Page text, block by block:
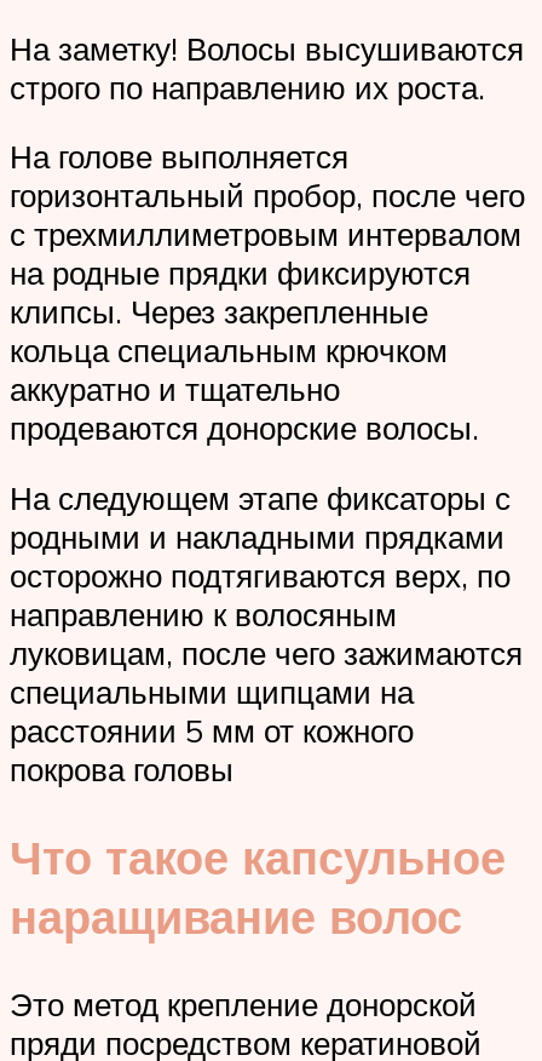
На заметку! Волосы высушиваются
строго по направлению их роста.
На голове выполняется
горизонтальный пробор, после чего
с трехмиллиметровым интервалом
на родные прядки фиксируются
клипсы. Через закрепленные
кольца специальным крючком
аккуратно и тщательно
продеваются донорские волосы.
На следующем этапе фиксаторы с
родными и накладными прядками
осторожно подтягиваются верх, по
направлению к волосяным
луковицам, после чего зажимаются
специальными щипцами на
расстоянии 5 мм от кожного
покрова головы
Что такое капсульное
наращивание волос
Это метод крепление донорской
пряди посредством кератиновой